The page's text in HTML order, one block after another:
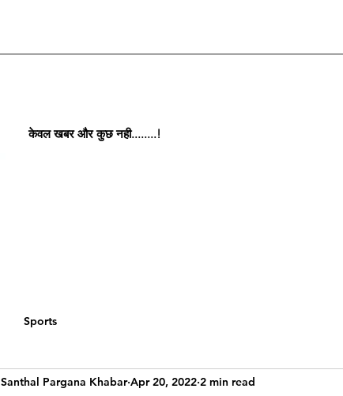
केवल खबर और कुछ नही........!
Sports
Santhal Pargana Khabar Apr 20, 2022 2 min read